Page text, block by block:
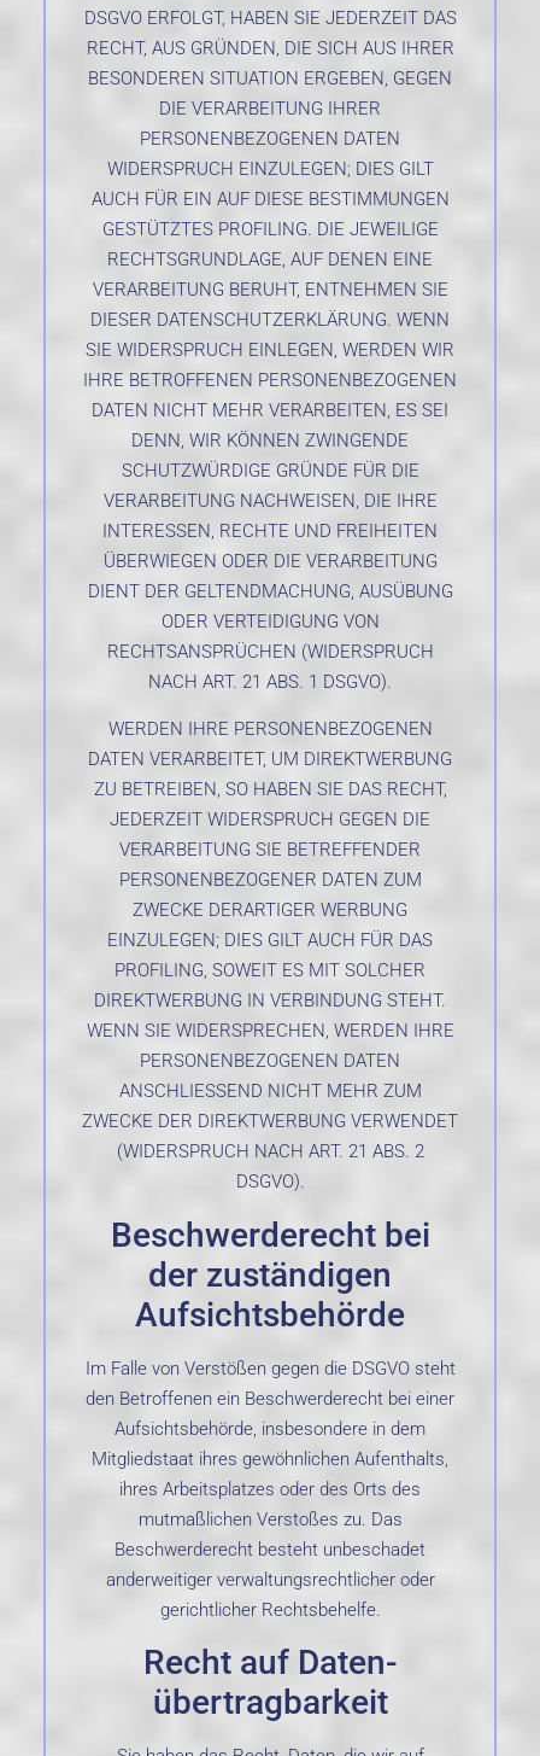
DSGVO ERFOLGT, HABEN SIE JEDERZEIT DAS
RECHT, AUS GRÜNDEN, DIE SICH AUS IHRER
BESONDEREN SITUATION ERGEBEN, GEGEN
DIE VERARBEITUNG IHRER
PERSONENBEZOGENEN DATEN
WIDERSPRUCH EINZULEGEN; DIES GILT
AUCH FÜR EIN AUF DIESE BESTIMMUNGEN
GESTÜTZTES PROFILING. DIE JEWEILIGE
RECHTSGRUNDLAGE, AUF DENEN EINE
VERARBEITUNG BERUHT, ENTNEHMEN SIE
DIESER DATENSCHUTZERKLÄRUNG. WENN
SIE WIDERSPRUCH EINLEGEN, WERDEN WIR
IHRE BETROFFENEN PERSONENBEZOGENEN
DATEN NICHT MEHR VERARBEITEN, ES SEI
DENN, WIR KÖNNEN ZWINGENDE
SCHUTZWÜRDIGE GRÜNDE FÜR DIE
VERARBEITUNG NACHWEISEN, DIE IHRE
INTERESSEN, RECHTE UND FREIHEITEN
ÜBERWIEGEN ODER DIE VERARBEITUNG
DIENT DER GELTENDMACHUNG, AUSÜBUNG
ODER VERTEIDIGUNG VON
RECHTSANSPRÜCHEN (WIDERSPRUCH
NACH ART. 21 ABS. 1 DSGVO).
WERDEN IHRE PERSONENBEZOGENEN
DATEN VERARBEITET, UM DIREKTWERBUNG
ZU BETREIBEN, SO HABEN SIE DAS RECHT,
JEDERZEIT WIDERSPRUCH GEGEN DIE
VERARBEITUNG SIE BETREFFENDER
PERSONENBEZOGENER DATEN ZUM
ZWECKE DERARTIGER WERBUNG
EINZULEGEN; DIES GILT AUCH FÜR DAS
PROFILING, SOWEIT ES MIT SOLCHER
DIREKTWERBUNG IN VERBINDUNG STEHT.
WENN SIE WIDERSPRECHEN, WERDEN IHRE
PERSONENBEZOGENEN DATEN
ANSCHLIESSEND NICHT MEHR ZUM
ZWECKE DER DIREKTWERBUNG VERWENDET
(WIDERSPRUCH NACH ART. 21 ABS. 2
DSGVO).
Beschwerde­recht bei
der zuständigen
Aufsichts­behörde
Im Falle von Verstößen gegen die DSGVO steht
den Betroffenen ein Beschwerderecht bei einer
Aufsichtsbehörde, insbesondere in dem
Mitgliedstaat ihres gewöhnlichen Aufenthalts,
ihres Arbeitsplatzes oder des Orts des
mutmaßlichen Verstoßes zu. Das
Beschwerderecht besteht unbeschadet
anderweitiger verwaltungsrechtlicher oder
gerichtlicher Rechtsbehelfe.
Recht auf Daten­
übertrag­barkeit